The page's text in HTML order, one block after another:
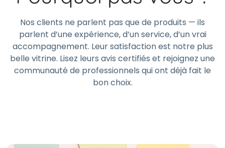
Nos clients ne parlent pas que de produits — ils
parlent d’une expérience, d’un service, d’un vrai
accompagnement. Leur satisfaction est notre plus
belle vitrine. Lisez leurs avis certifiés et rejoignez une
communauté de professionnels qui ont déjà fait le
bon choix.